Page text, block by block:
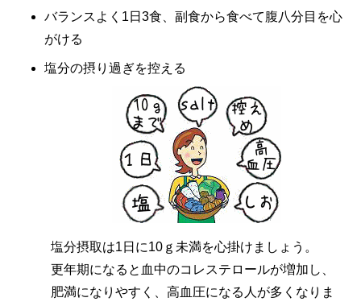
バランスよく1日3食、副食から食べて腹八分目を心
がける
塩分の摂り過ぎを控える
塩分摂取は1日に10ｇ未満を心掛けましょう。
更年期になると血中のコレステロールが増加し、
肥満になりやすく、高血圧になる人が多くなりま